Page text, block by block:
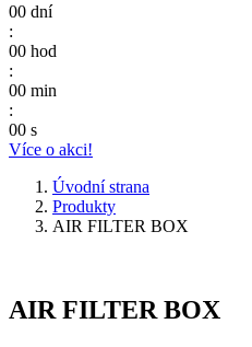
00 dní
:
00 hod
:
00 min
:
00 s
Více o akci!
Úvodní strana
Produkty
AIR FILTER BOX
AIR FILTER BOX